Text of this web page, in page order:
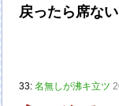
戻ったら席な
33:名無しが沸キ立ツ